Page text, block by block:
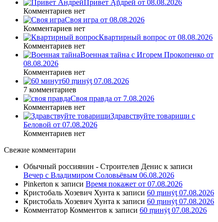
Привет Ąñдpей от 08.08.2026
Комментариев нет
Своя игра от 08.08.2026
Комментариев нет
Квартирный вопрос от 08.08.2026
Комментариев нет
Военная тайна с Игорем Прокопенко от
08.08.2026
Комментариев нет
60 ṃинẏƫ 07.08.2026
7 комментариев
Своя правда от 7.08.2026
Комментариев нет
Здравствуйте товарищи с
Беловой от 07.08.2026
Комментариев нет
Свежие комментарии
Обычный россиянин - Строителев Денис к записи
Вечер с Владимиром Соловьёвым 06.08.2026
Pinkerton к записи Время покажет от 07.08.2026
Кристобаль Хозевич Хунта к записи 60 ṃинẏƫ 07.08.2026
Кристобаль Хозевич Хунта к записи 60 ṃинẏƫ 07.08.2026
Комментатор Комментов к записи 60 ṃинẏƫ 07.08.2026